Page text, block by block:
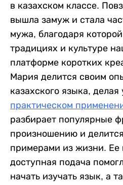
в казахском классе.
вышла замуж и стала
мужа, благодаря
традициях и культуре
платформе коротких
Мария делится своим
казахского языка, делая
практическом
разбирает популярные
произношению и
примерами из жизни. Ее
доступная подача
начать изучать язык, а